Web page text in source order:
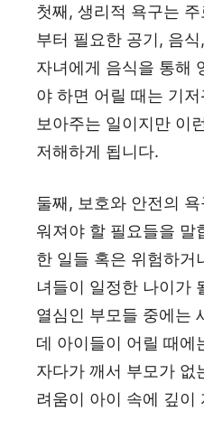
첫째, 생리적 욕구는
부터 필요한 공기, 음
자녀에게 음식을 통해
야 하면 어릴 때는 기
보아주는 일이지만 이
저해하게 됩니다.
둘째, 보호와 안전의
워져야 할 필요들을 말
한 일들 혹은 위험하거
녀들이 일정한 나이가
열심인 부모들 중에는
데 아이들이 어릴 때에
자다가 깨서 부모가 없
려움이 아이 속에 깊이